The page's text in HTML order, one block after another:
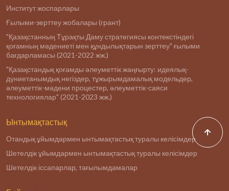
Институт жоспарлары
Ғылыми-зерттеу жобалары (грант)
"Қазақстанның Тұрақты Даму стратегиясы контекстіндегі
қоғамның мәдениеті мен құндылықтарын зерттеу" ғылыми
бағдарламасы (2021-2022 жж.)
"Қазақстандық қоғамды әлеуметтік жаңғырту: идеялық-
дүниетанымдық негіздер, тұжырымдамалық модельдер,
әлеуметтік-мәдени процестер, әлеуметтік-саяси
технологиялар" (2021-2023 жж.)
Ынтымақтастық
Отандық ұйымдармен ынтымақтастық туралы келісімдер
Шетелдік ұйымдармен ынтымақтастық туралы келісімдер
Шетелдік іссапарлар, тағылымдамалар